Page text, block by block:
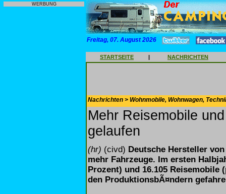
WERBUNG
Freitag, 07. August 2026
STARTSEITE | NACHRICHTEN
Nachrichten > Wohnmobile, Wohnwagen,
Mehr Reisemobile
gelaufen
(hr) (civd) Deutsche Hersteller
mehr Fahrzeuge. Im ersten
Prozent) und 16.105 Reisemobile
den ProduktionsbÃ¤ndern